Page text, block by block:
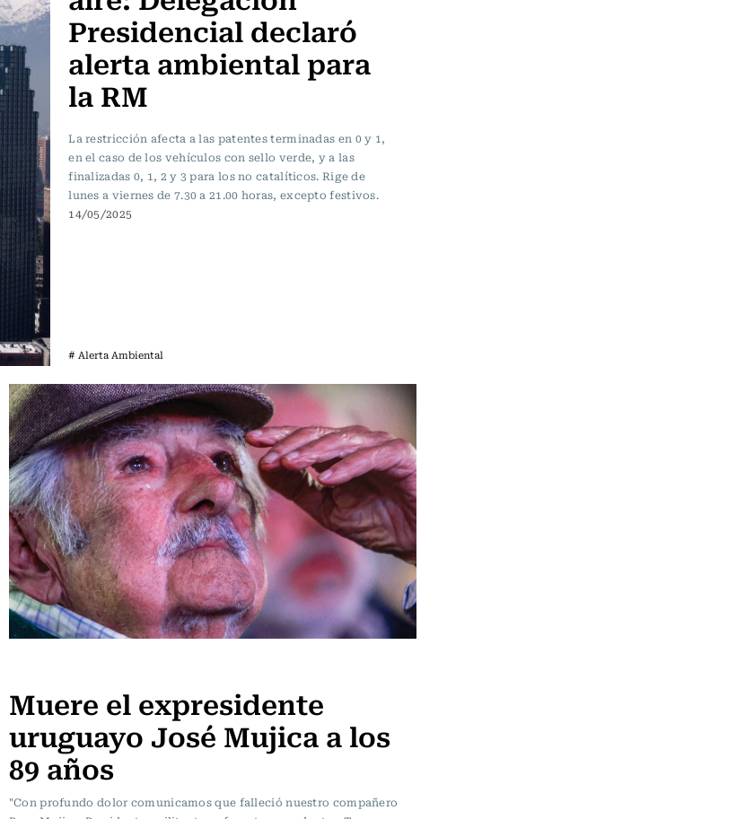
Presidencial declaró
alerta ambiental para
la RM
La restricción afecta a las patentes terminadas en 0 y 1,
en el caso de los vehículos con sello verde, y a las
finalizadas 0, 1, 2 y 3 para los no catalíticos. Rige de
lunes a viernes de 7.30 a 21.00 horas, excepto festivos.
14/05/2025
# Alerta Ambiental
Muere el expresidente
uruguayo José Mujica a los
89 años
"Con profundo dolor comunicamos que falleció nuestro compañero